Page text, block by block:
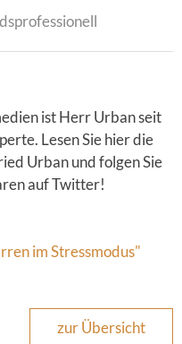
ist Herr Urban seit
Lesen Sie hier die
Urban und folgen Sie
auf Twitter!
im Stressmodus"
zur Übersicht